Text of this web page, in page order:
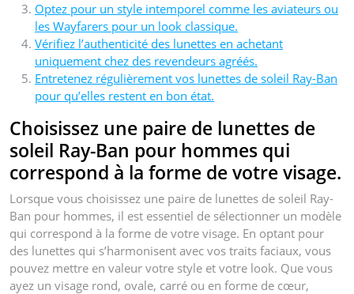
Optez pour un style intemporel comme les aviateurs ou
les Wayfarers pour un look classique.
Vérifiez l’authenticité des lunettes en achetant
uniquement chez des revendeurs agréés.
Entretenez régulièrement vos lunettes de soleil Ray-Ban
pour qu’elles restent en bon état.
Choisissez une paire de lunettes de
soleil Ray-Ban pour hommes qui
correspond à la forme de votre visage.
Lorsque vous choisissez une paire de lunettes de soleil Ray-
Ban pour hommes, il est essentiel de sélectionner un modèle
qui correspond à la forme de votre visage. En optant pour
des lunettes qui s’harmonisent avec vos traits faciaux, vous
pouvez mettre en valeur votre style et votre look. Que vous
ayez un visage rond, ovale, carré ou en forme de cœur,